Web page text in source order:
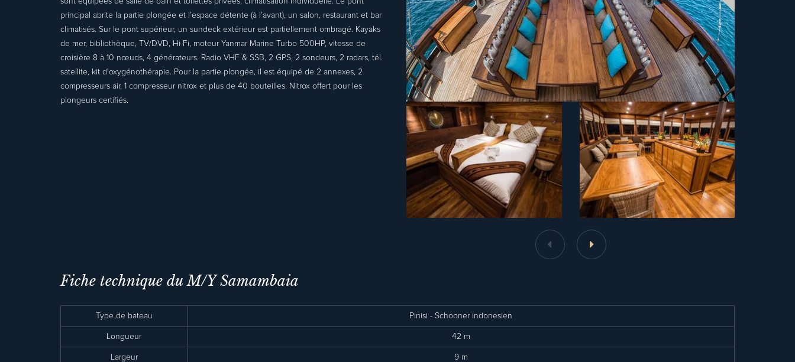
principal abrite la partie plongée et l’espace détente (à l’avant), un salon, restaurant et bar
climatisés. Sur le pont supérieur, un sundeck extérieur est partiellement ombragé. Kayaks
de mer, bibliothèque, TV/DVD, Hi-Fi, moteur Yanmar Marine Turbo 500HP, vitesse de
croisière 8 à 10 nœuds, 4 générateurs. Radio VHF & SSB, 2 GPS, 2 sondeurs, 2 radars, tél.
satellite, kit d'oxygénothérapie. Pour la partie plongée, il est équipé de 2 annexes, 2
compresseurs air, 1 compresseur nitrox et plus de 40 bouteilles. Nitrox offert pour les
plongeurs certifiés.
Fiche technique du M/Y Samambaia
Type de bateau Pinisi - Schooner indonesien
Longueur 42 m
Largeur 9 m